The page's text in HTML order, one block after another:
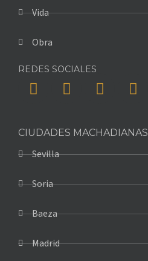
Vida
Obra
REDES SOCIALES
CIUDADES MACHADIANAS
Sevilla
Soria
Baeza
Madrid